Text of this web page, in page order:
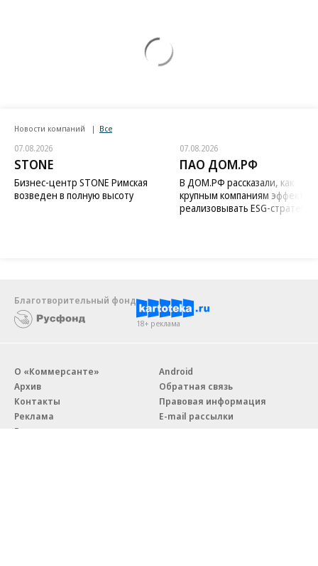
Новости компаний Все
07.08.2026
STONE
Бизнес-центр STONE Римская
возведен в полную высоту
07.08.2026
ПАО ДОМ.РФ
В ДОМ.РФ рассказали, как
крупным компаниям
реализовывать ESG-стратегию
Благотворительный фонд
18+ реклама
О «Коммерсанте»
Архив
Контакты
Реклама
Вакансии
Android
Обратная связь
Правовая информация
E-mail рассылки